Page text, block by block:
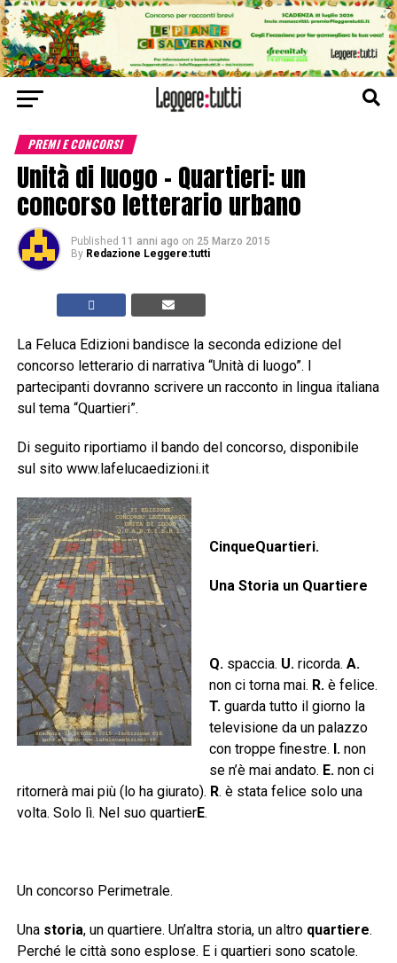
PREMI E CONCORSI
Unità di luogo – Quartieri: un
concorso letterario urbano
Published 11 anni ago on 25 Marzo 2015
By Redazione Leggere:tutti
La Feluca Edizioni bandisce la seconda edizione del
concorso letterario di narrativa “Unità di luogo”. I
partecipanti dovranno scrivere un racconto in lingua italiana
sul tema “Quartieri”.
Di seguito riportiamo il bando del concorso, disponibile
sul sito www.lafelucaedizioni.it
CinqueQuartieri.
Una Storia un Quartiere
Q.spaccia. U.ricorda. A.
non ci torna mai. R.è felice.
T.guarda tutto il giorno la
televisione da un palazzo
con troppe finestre. I. non
se n’è mai andato. E.non ci
ritornerà mai più (lo ha giurato). R. è stata felice solo una
volta. Solo lì. Nel suo quartierE.
Un concorso Perimetrale.
Una storia, un quartiere. Un’altra storia, un altro quartiere.
Perché le città sono esplose. E i quartieri sono scatole.